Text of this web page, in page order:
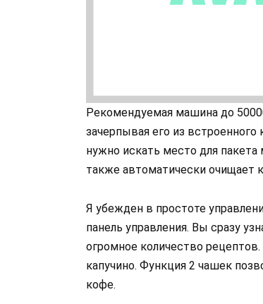
Рекомендуемая машина до
зачерпывая его из
нужно искать место для
также автоматически очищает
Я убежден в простоте
панель управления. Вы сразу
огромное количество
капучино. Функция 2 чашек
кофе.